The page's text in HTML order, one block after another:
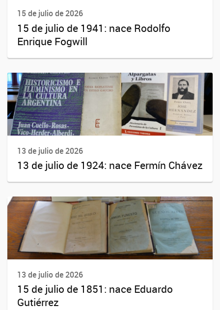
15 de julio de 2026
15 de julio de 1941: nace Rodolfo
Enrique Fogwill
13 de julio de 2026
13 de julio de 1924: nace Fermín Chávez
13 de julio de 2026
15 de julio de 1851: nace Eduardo
Gutiérrez